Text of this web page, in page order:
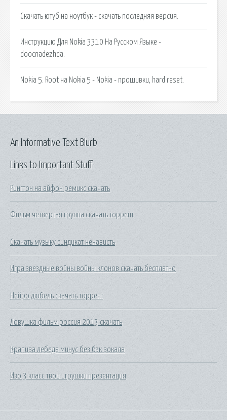
Скачать ютуб на ноутбук - скачать последняя версия.
Инструкцию Для Nokia 3310 На Русском Языке -
doocnadezhda.
Nokia 5. Root на Nokia 5 - Nokia - прошивки, hard reset.
Links to Important Stuff
Рингтон на айфон ремикс скачать
Фильм четвертая группа скачать торрент
Скачать музыку синдикат ненависть
Игра звездные войны войны клонов скачать бесплатно
Нейро дюбель скачать торрент
Ловушка фильм россия 2013 скачать
Крапива лебеда минус без бэк вокала
Изо 3 класс твои игрушки презентация
An Informative Text Blurb